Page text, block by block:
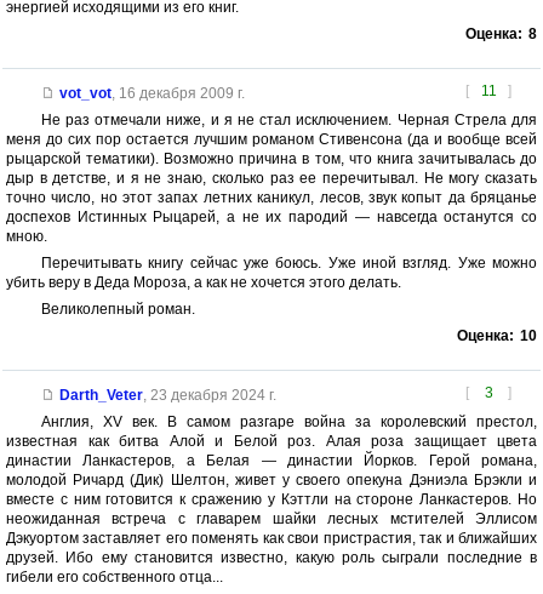
энергией исходящими из его книг.
Оценка: 8
[ 11 ]
vot_vot, 16 декабря 2009 г.
Не раз отмечали ниже, и я не стал исключением. Черная Стрела для
меня до сих пор остается лучшим романом Стивенсона (да и вообще всей
рыцарской тематики). Возможно причина в том, что книга зачитывалась до
дыр в детстве, и я не знаю, сколько раз ее перечитывал. Не могу сказать
точно число, но этот запах летних каникул, лесов, звук копыт да бряцанье
доспехов Истинных Рыцарей, а не их пародий — навсегда останутся со
мною.
Перечитывать книгу сейчас уже боюсь. Уже иной взгляд. Уже можно
убить веру в Деда Мороза, а как не хочется этого делать.
Великолепный роман.
Оценка: 10
[ 3 ]
Darth_Veter, 23 декабря 2024 г.
Англия, XV век. В самом разгаре война за королевский престол,
известная как битва Алой и Белой роз. Алая роза защищает цвета
династии Ланкастеров, а Белая — династии Йорков. Герой романа,
молодой Ричард (Дик) Шелтон, живет у своего опекуна Дэниэла Брэкли и
вместе с ним готовится к сражению у Кэттли на стороне Ланкастеров. Но
неожиданная встреча с главарем шайки лесных мстителей Эллисом
Дэкуортом заставляет его поменять как свои пристрастия, так и ближайших
друзей. Ибо ему становится известно, какую роль сыграли последние в
гибели его собственного отца...